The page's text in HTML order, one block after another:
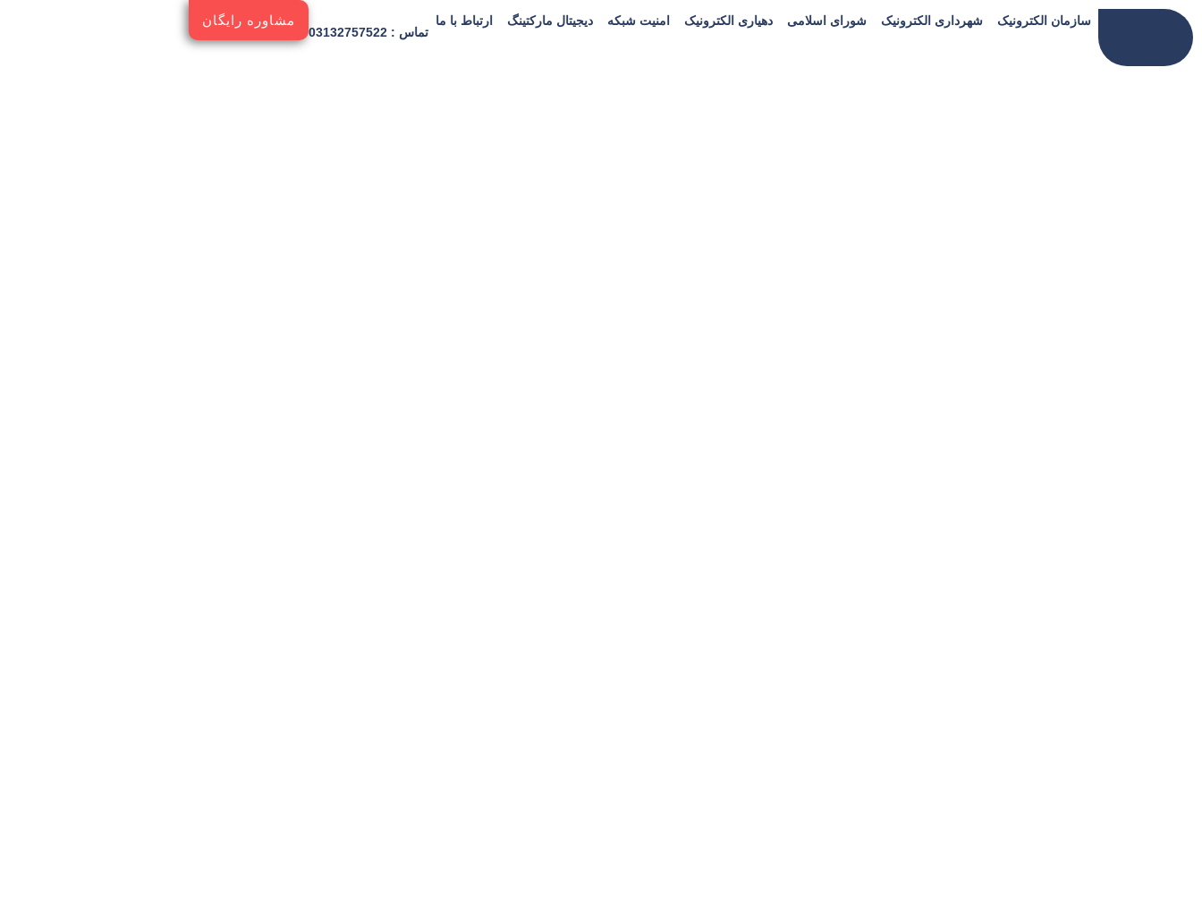
سازمان الکترونیک شهرداری الکترونیک شورای اسلامی دهیاری الکترونیک امنیت شبکه دیجیتال مارکتینگ
ارتباط با ما
تماس : 03132757522
مشاوره رایگان